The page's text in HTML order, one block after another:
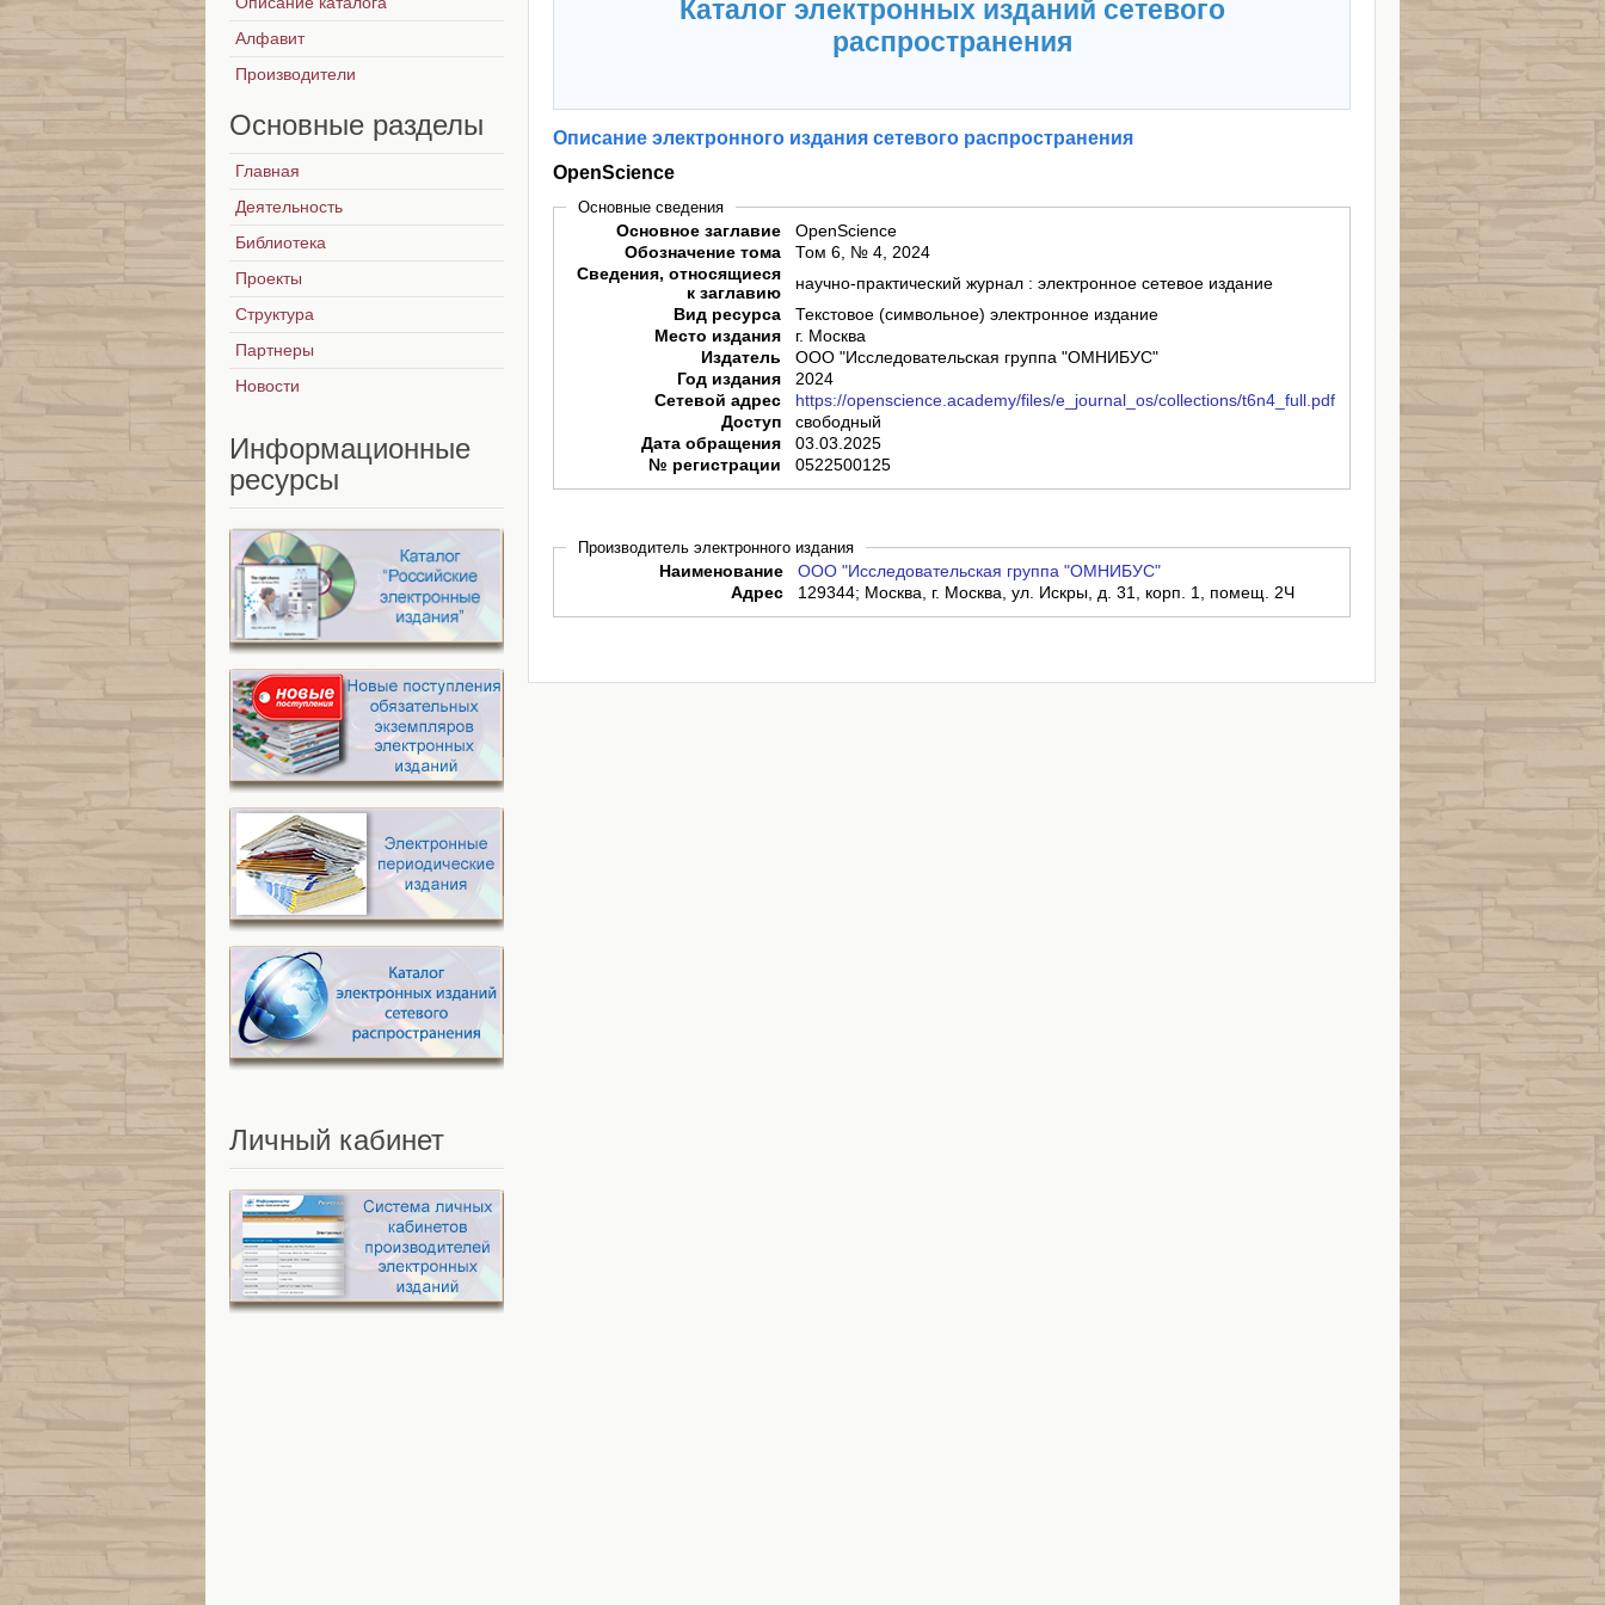
Каталог электронных изданий сетевого
распространения
Описание электронного издания сетевого распространения
OpenScience
Основные сведения
Основное заглавие
OpenScience
Обозначение тома
Том 6, № 4, 2024
Сведения, относящиеся
к заглавию
научно-практический журнал : электронное сетевое издание
Вид ресурса
Текстовое (символьное) электронное издание
Место издания
г. Москва
Издатель
ООО "Исследовательская группа "ОМНИБУС"
Год издания
2024
Сетевой адрес
https://openscience.academy/files/e_journal_os/collections/t6n4_full.pdf
Доступ
свободный
Дата обращения
03.03.2025
№ регистрации
0522500125
Производитель электронного издания
Наименование
ООО "Исследовательская группа "ОМНИБУС"
Адрес
129344; Москва, г. Москва, ул. Искры, д. 31, корп. 1, помещ. 2Ч
Алфавит
Производители
Основные разделы
Главная
Деятельность
Библиотека
Проекты
Структура
Партнеры
Новости
Информационные
ресурсы
Личный кабинет